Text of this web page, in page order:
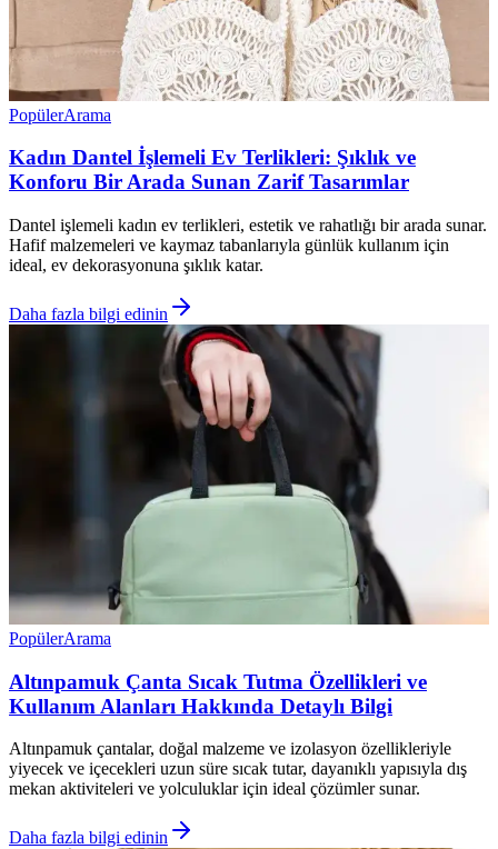
PopülerArama
Kadın Dantel İşlemeli Ev Terlikleri: Şıklık ve
Konforu Bir Arada Sunan Zarif Tasarımlar
Dantel işlemeli kadın ev terlikleri, estetik ve rahatlığı bir arada sunar.
Hafif malzemeleri ve kaymaz tabanlarıyla günlük kullanım için
ideal, ev dekorasyonuna şıklık katar.
Daha fazla bilgi edinin
PopülerArama
Altınpamuk Çanta Sıcak Tutma Özellikleri ve
Kullanım Alanları Hakkında Detaylı Bilgi
Altınpamuk çantalar, doğal malzeme ve izolasyon özellikleriyle
yiyecek ve içecekleri uzun süre sıcak tutar, dayanıklı yapısıyla dış
mekan aktiviteleri ve yolculuklar için ideal çözümler sunar.
Daha fazla bilgi edinin